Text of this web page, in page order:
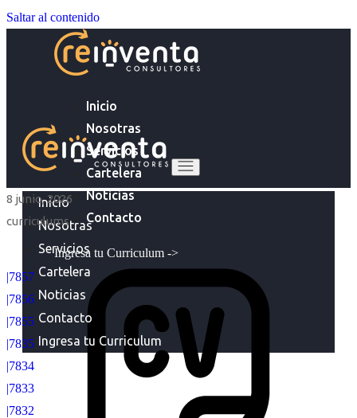
Saltar al contenido
Inicio
Nosotras
Servicios
Cartelera
Noticias
Contacto
Ingresa tu Curriculum ->
Inicio
Nosotras
Servicios
Cartelera
Noticias
Contacto
Ingresa tu Curriculum
8 junio, 2026
curriculums
|7857
|7856
|7855
|7835
|7834
|7833
|7832